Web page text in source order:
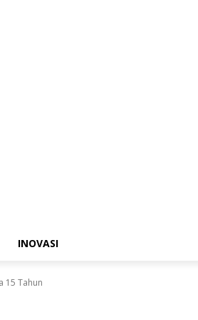
INOVASI
15 Tahun